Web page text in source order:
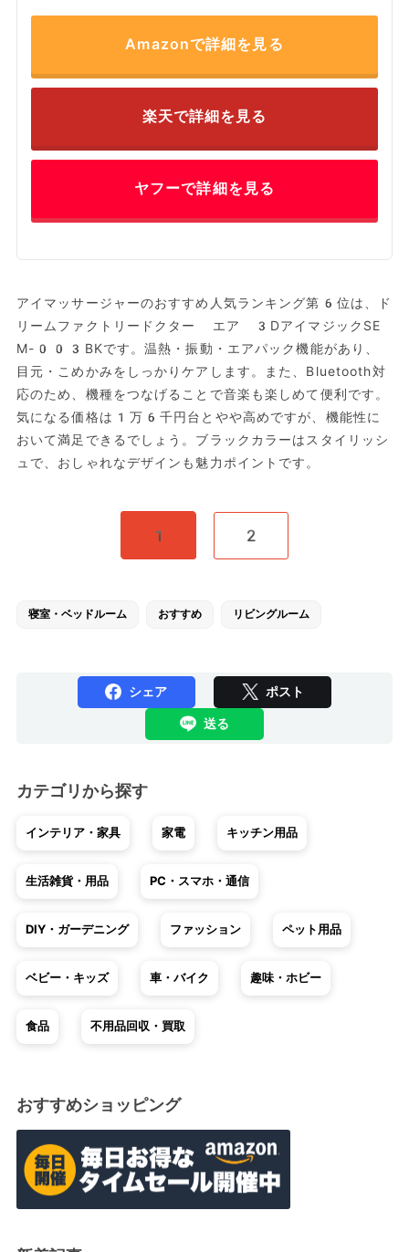
Amazonで詳細を見る
楽天で詳細を見る
ヤフーで詳細を見る
アイマッサージャーのおすすめ人気ランキング第6位は、ド
リームファクトリードクター エア 3DアイマジックSE
M-003BKです。温熱・振動・エアパック機能があり、
目元・こめかみをしっかりケアします。また、Bluetooth対
応のため、機種をつなげることで音楽も楽しめて便利です。
気になる価格は1万6千円台とやや高めですが、機能性に
おいて満足できるでしょう。ブラックカラーはスタイリッシ
ュで、おしゃれなデザインも魅力ポイントです。
1 2
寝室・ベッドルーム おすすめ リビングルーム
シェア ポスト
送る
カテゴリから探す
インテリア・家具 家電 キッチン用品
生活雑貨・用品 PC・スマホ・通信
DIY・ガーデニング ファッション ペット用品
ベビー・キッズ 車・バイク 趣味・ホビー
食品 不用品回収・買取
おすすめショッピング